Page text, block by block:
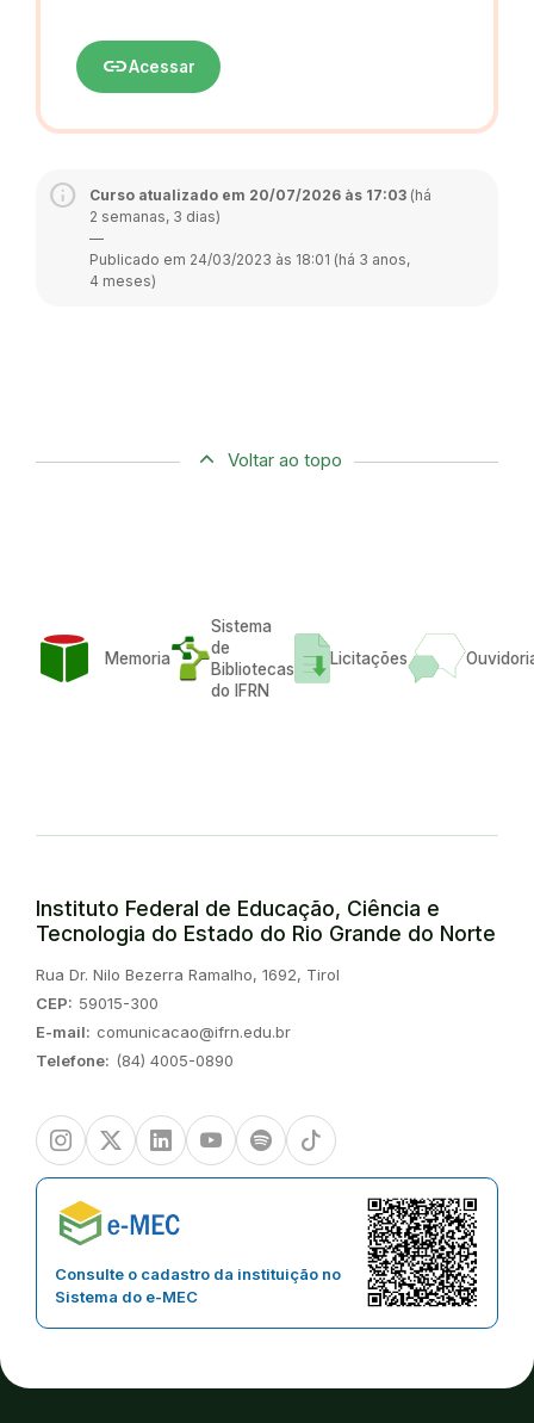
linkAcessar
Curso atualizado em 20/07/2026 às 17:03 (há
2 semanas, 3 dias)
—
Publicado em 24/03/2023 às 18:01 (há 3 anos,
4 meses)
Voltar ao topo
Memoria
Sistema
de
Bibliotecas
do IFRN
Licitações
Instituto Federal de Educação, Ciência e
Tecnologia do Estado do Rio Grande do Norte
Endereço:
Rua Dr. Nilo Bezerra Ramalho, 1692, Tirol
CEP: 59015-300
E-mail: comunicacao@ifrn.edu.br
Telefone: (84) 4005-0890
InstagramTwitter/XLinkedinYoutubeSpotify TikTok
Consulte o cadastro da instituição no
Sistema do e-MEC